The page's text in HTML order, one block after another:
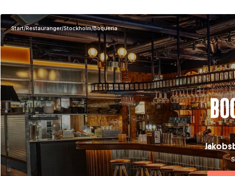
Start/Restauranger/Stockholm/Boqueria